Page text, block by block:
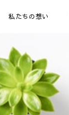
私たちの想い